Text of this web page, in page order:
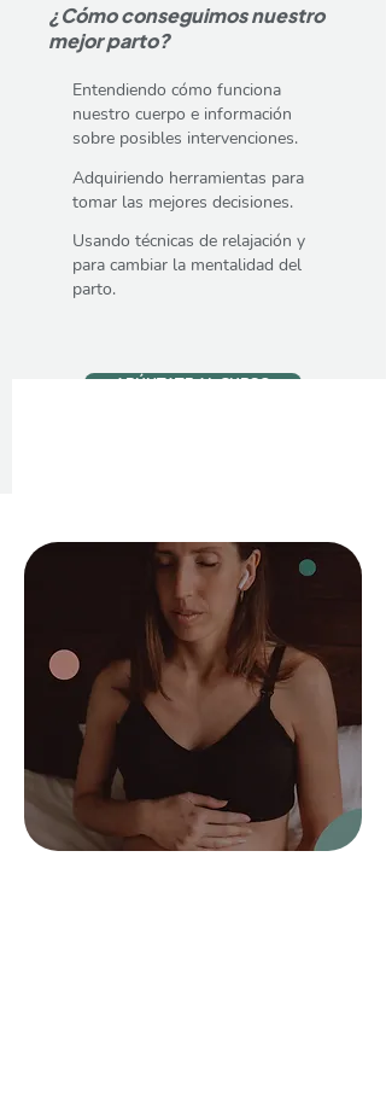
¿Cómo conseguimos nuestro
mejor parto?
Entendiendo cómo funciona
nuestro cuerpo e información
sobre posibles intervenciones.
Adquiriendo herramientas para
tomar las mejores decisiones.
Usando técnicas de relajación y
para cambiar la mentalidad del
parto.
APÚNTATE AL CURSO